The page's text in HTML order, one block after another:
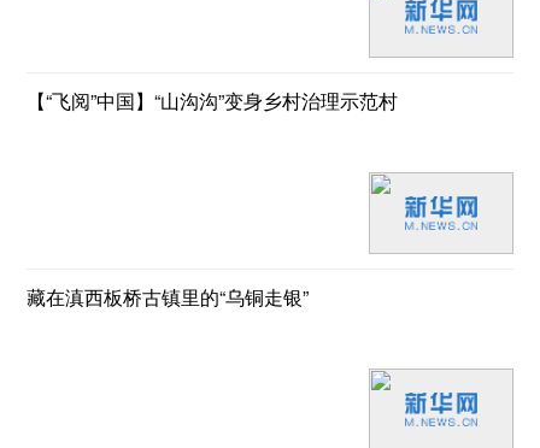
【“飞阅”中国】“山沟沟”变身乡村治理示范村
藏在滇西板桥古镇里的“乌铜走银”